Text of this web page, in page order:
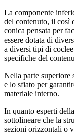
La componente
del contenuto, il così
conica pensata per
essere dotata di
a diversi tipi di
specifiche del
Nella parte
e lo sfiato per
materiale interno.
In quanto esperti della
sottolineare che la
sezioni orizzontali o